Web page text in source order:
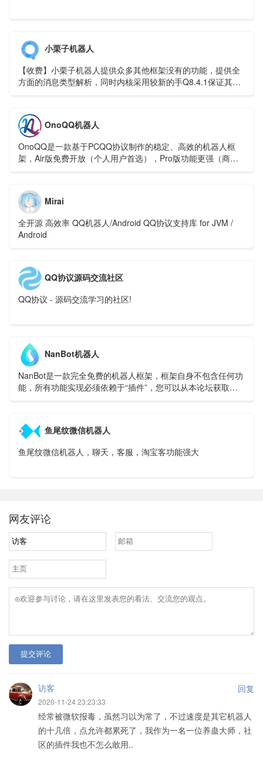
小栗子机器人
【收费】小栗子机器人提供众多其他框架没有的功能，提供全
方面的消息类型解析，同时内核采用较新的手Q8.4.1保证其稳
OnoQQ机器人
OnoQQ是一款基于PCQQ协议制作的稳定、高效的机器人框
架，Air版免费开放（个人用户首选），Pro版功能更强（商业
Mirai
全开源 高效率 QQ机器人/Android QQ协议支持库 for JVM /
Android
QQ协议源码交流社区
QQ协议 - 源码交流学习的社区!
NanBot机器人
NanBot是一款完全免费的机器人框架，框架自身不包含任何功
能，所有功能实现必须依赖于“插件”，您可以从本论坛获取各
鱼尾纹微信机器人
鱼尾纹微信机器人，聊天，客服，淘宝客功能强大
网友评论
提交评论
访客 回复
2020-11-24 23:23:33
经常被微软报毒，虽然习以为常了，不过速度是其它机器人
的十几倍，点允许都累死了，我作为一名一位养蛊大师，社
区的插件我也不怎么敢用..